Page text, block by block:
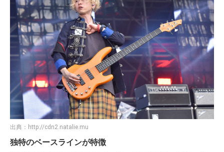
出典： http://cdn2.natalie.mu
独特のベースラインが特徴